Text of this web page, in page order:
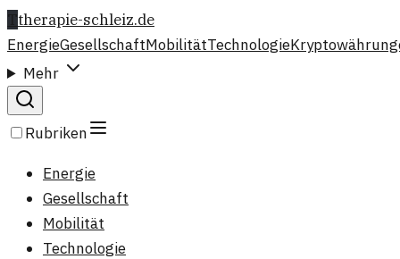
Ttherapie-schleiz.de
EnergieGesellschaftMobilitätTechnologie
Mehr
Rubriken
Energie
Gesellschaft
Mobilität
Technologie